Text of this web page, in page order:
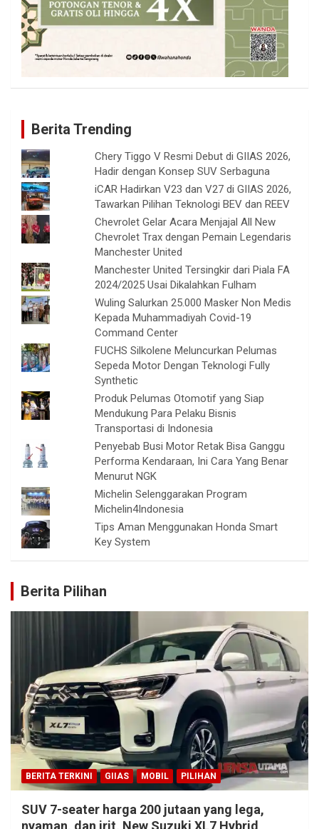
Berita Trending
Chery Tiggo V Resmi Debut di GIIAS 2026,
Hadir dengan Konsep SUV Serbaguna
iCAR Hadirkan V23 dan V27 di GIIAS 2026,
Tawarkan Pilihan Teknologi BEV dan REEV
Chevrolet Gelar Acara Menjajal All New
Chevrolet Trax dengan Pemain Legendaris
Manchester United
Manchester United Tersingkir dari Piala FA
2024/2025 Usai Dikalahkan Fulham
Wuling Salurkan 25.000 Masker Non Medis
Kepada Muhammadiyah Covid-19
Command Center
FUCHS Silkolene Meluncurkan Pelumas
Sepeda Motor Dengan Teknologi Fully
Synthetic
Produk Pelumas Otomotif yang Siap
Mendukung Para Pelaku Bisnis
Transportasi di Indonesia
Penyebab Busi Motor Retak Bisa Ganggu
Performa Kendaraan, Ini Cara Yang Benar
Menurut NGK
Michelin Selenggarakan Program
Michelin4Indonesia
Tips Aman Menggunakan Honda Smart
Key System
Berita Pilihan
BERITA TERKINI GIIAS MOBIL PILIHAN
SUV 7-seater harga 200 jutaan yang lega,
nyaman, dan irit, New Suzuki XL7 Hybrid